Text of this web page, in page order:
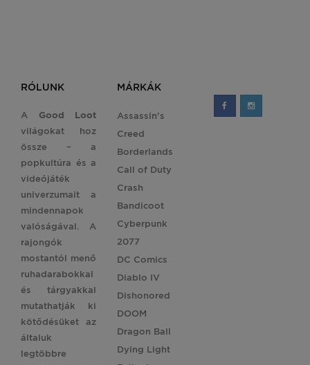
RÓLUNK
A Good Loot
világokat hoz
össze – a
popkultúra és a
videójáték
univerzumait a
mindennapok
valóságával. A
rajongók
mostantól menő
ruhadarabokkal
és tárgyakkal
mutathatják ki
kötődésüket az
általuk
legtöbbre
MÁRKÁK
Assassin's
Creed
Borderlands
Call of Duty
Crash
Bandicoot
Cyberpunk
2077
DC Comics
Diablo IV
Dishonored
DOOM
Dragon Ball
Dying Light